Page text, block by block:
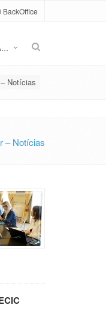
BackOffice
Notícias
– Notícias